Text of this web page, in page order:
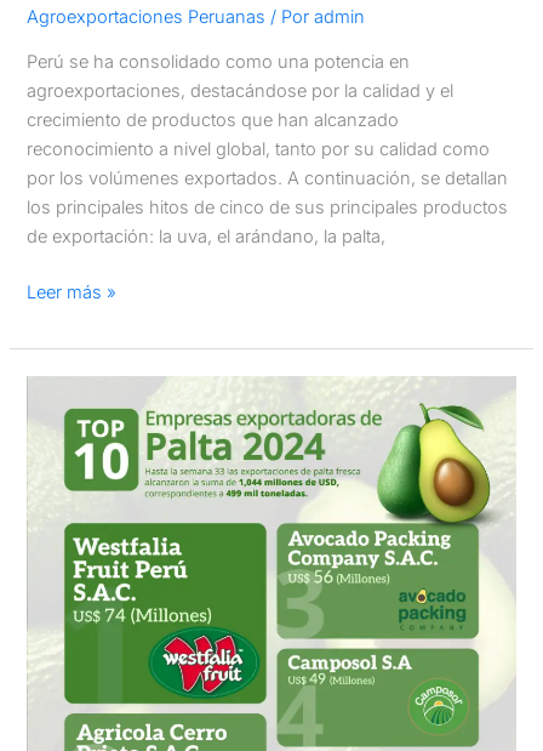
Agroexportaciones Peruanas / Poradmin
Perú se ha consolidado como una potencia en
agroexportaciones, destacándose por la calidad y el
crecimiento de productos que han alcanzado
reconocimiento a nivel global, tanto por su calidad como
por los volúmenes exportados. A continuación, se detallan
los principales hitos de cinco de sus principales productos
de exportación: la uva, el arándano, la palta,
Leer más »
10
Empresas
exportadoras
de
Palta